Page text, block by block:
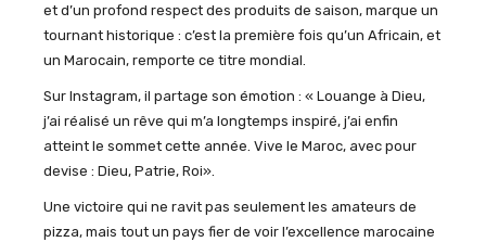
et d’un profond respect des produits de saison, marque un
tournant historique : c’est la première fois qu’un Africain, et
un Marocain, remporte ce titre mondial.
Sur Instagram, il partage son émotion : « Louange à Dieu,
j’ai réalisé un rêve qui m’a longtemps inspiré, j’ai enfin
atteint le sommet cette année Vive le Maroc, avec pour
devise : Dieu, Patrie, Roi»
Une victoire qui ne ravit pas seulement les amateurs de
pizza, mais tout un pays fier de voir l’excellence marocaine